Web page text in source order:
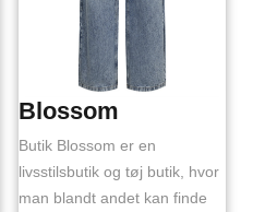
Blossom
Butik Blossom er en
livsstilsbutik og tøj butik, hvor
man blandt andet kan finde